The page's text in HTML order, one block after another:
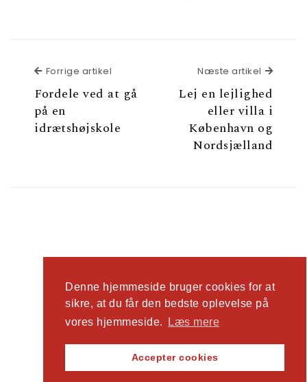
Forrige artikel
Fordele ved at gå
på en
idrætshøjskole
Næste artikel Næste
Lej en lejlighed
eller villa i
København og
Nordsjælland
2026Ad Man | Tema lavet afSpiracle Themes
Denne hjemmeside bruger cookies for at
sikre, at du får den bedste oplevelse på
vores hjemmeside.
Læs mere
Accepter cookies